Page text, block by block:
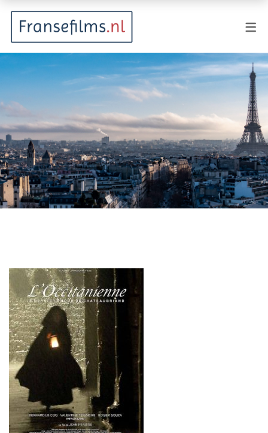
Animatie
Documentaire
Drama
Fantasy
Horror
Misdaad
Musical
Oorlogsfilm
Romantische komedie
Thriller